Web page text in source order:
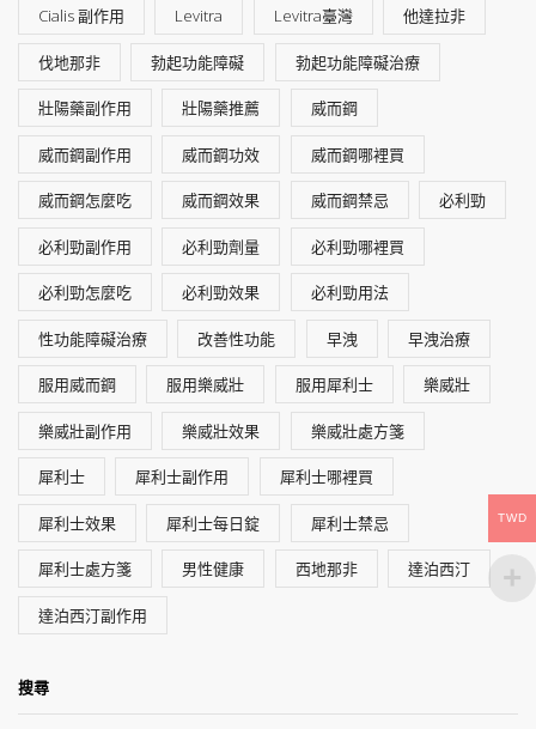
Cialis 副作用 Levitra Levitra臺灣 他達拉非
伐地那非 勃起功能障礙 勃起功能障礙治療
壯陽藥副作用 壯陽藥推薦 威而鋼
威而鋼副作用 威而鋼功效 威而鋼哪裡買
威而鋼怎麼吃 威而鋼效果 威而鋼禁忌 必利勁
必利勁副作用 必利勁劑量 必利勁哪裡買
必利勁怎麼吃 必利勁效果 必利勁用法
性功能障礙治療 改善性功能 早洩 早洩治療
服用威而鋼 服用樂威壯 服用犀利士 樂威壯
樂威壯副作用 樂威壯效果 樂威壯處方箋
犀利士 犀利士副作用 犀利士哪裡買
犀利士效果 犀利士每日錠 犀利士禁忌
犀利士處方箋 男性健康 西地那非 達泊西汀
達泊西汀副作用
搜尋
TWD